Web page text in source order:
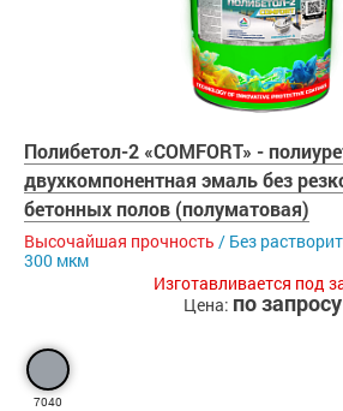
Полибетол-2 «COMFORT» -
двухкомпонентная эмаль без
бетонных полов (полуматовая)
Высочайшая прочность / Без
300 мкм
Изготавливается под
Цена: по запросу
7040